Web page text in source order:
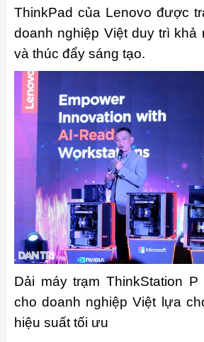
ThinkPad của Lenovo được
doanh nghiệp Việt duy trì khả
và thúc đẩy sáng tạo.
Dải máy trạm ThinkStation
cho doanh nghiệp Việt lựa
hiệu suất tối ưu